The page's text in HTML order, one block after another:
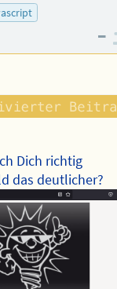
–
Dich richtig
das deutlicher?